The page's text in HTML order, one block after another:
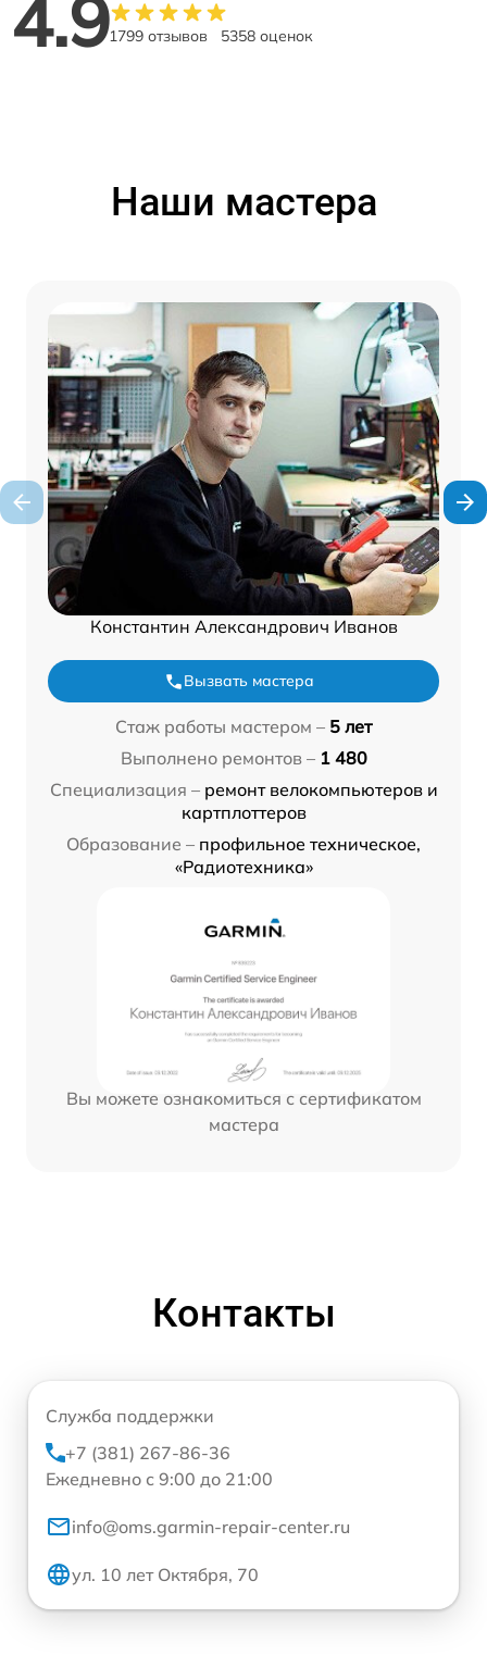
4.91799 отзывов 5358 оценок
Наши мастера
Константин Александрович Иванов
Вызвать мастера
Стаж работы мастером – 5 лет
Выполнено ремонтов – 1 480
Специализация – ремонт велокомпьютеров и
картплоттеров
Образование – профильное техническое,
«Радиотехника»
Вы можете ознакомиться с сертификатом
мастера
Контакты
Служба поддержки
+7 (381) 267-86-36
Ежедневно с 9:00 до 21:00
info@oms.garmin-repair-center.ru
ул. 10 лет Октября, 70